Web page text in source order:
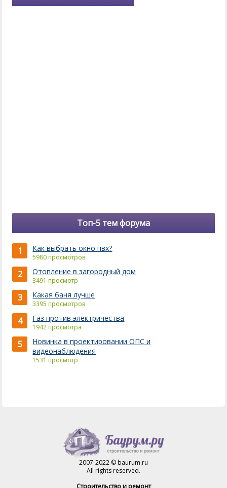
Топ-5 тем форума
1 Как выбрать окно пвх?
5980 просмотров
2 Отопление в загородный дом
3491 просмотр
3 Какая баня лучше
3395 просмотров
4 Газ против электричества
1942 просмотра
5
Новинка в проектировании ОПС и
видеонаблюдения
1531 просмотр
2007-2022 © baurum.ru
All rights reserved.
Строительство и ремонт